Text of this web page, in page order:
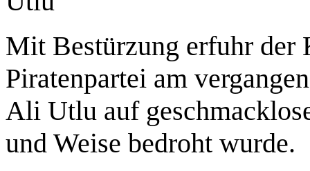
Mit Bestürzung erfuhr der
Piratenpartei am
Ali Utlu auf
und Weise bedroht wurde.